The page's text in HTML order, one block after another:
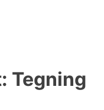
Tegning